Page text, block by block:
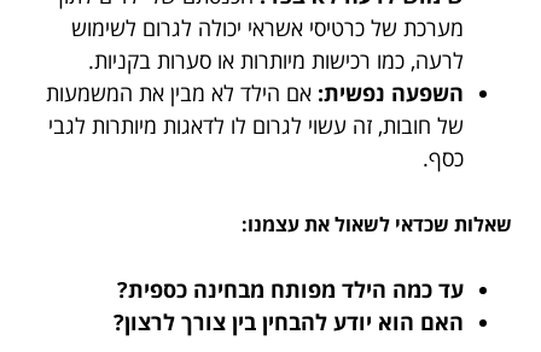
מערכת של כרטיסי אשראי יכולה לגרום לשימוש
לרעה, כמו רכישות מיותרות או סערות בקניות.
השפעה נפשית: אם הילד לא מבין את המשמעות
של חובות, זה עשוי לגרום לו לדאגות מיותרות לגבי
כסף.
שאלות שכדאי לשאול את עצמנו:
עד כמה הילד מפותח מבחינה כספית?
האם הוא יודע להבחין בין צורך לרצון?